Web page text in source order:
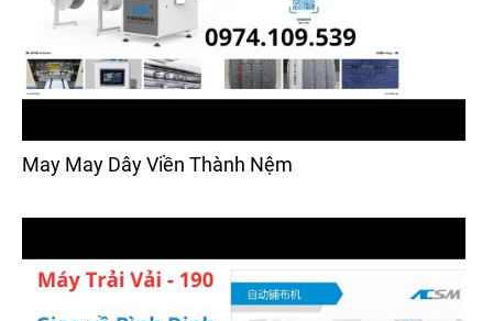
May May Dây Viền Thành Nệm